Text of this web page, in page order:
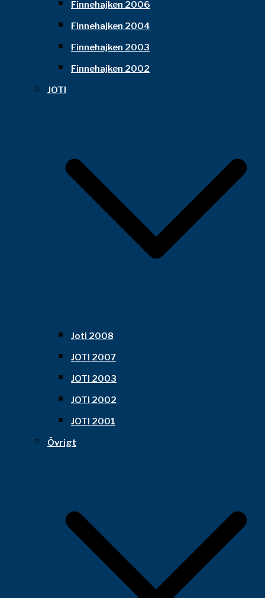
Finnehajken 2006
Finnehajken 2004
Finnehajken 2003
Finnehajken 2002
JOTI
Joti 2008
JOTI 2007
JOTI 2003
JOTI 2002
JOTI 2001
Övrigt